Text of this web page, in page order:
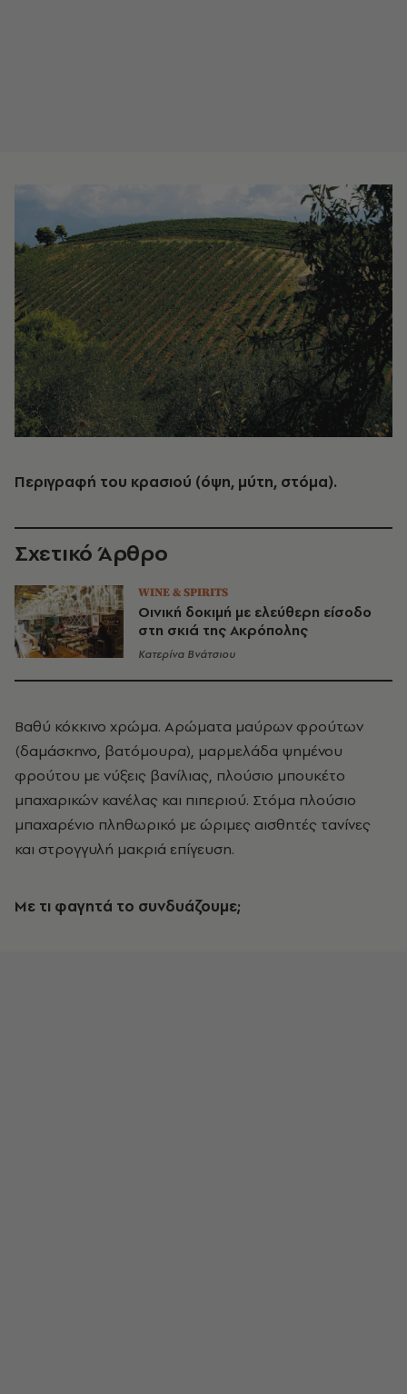
Περιγραφή του κρασιού (όψη, μύτη, στόμα).
Σχετικό Άρθρο
WINE & SPIRITS
Οινική δοκιμή με ελεύθερη είσοδο
στη σκιά της Ακρόπολης
Κατερίνα Βνάτσιου
Βαθύ κόκκινο χρώμα. Αρώματα μαύρων φρούτων
(δαμάσκηνο, βατόμουρα), μαρμελάδα ψημένου
φρούτου με νύξεις βανίλιας, πλούσιο μπουκέτο
μπαχαρικών κανέλας και πιπεριού. Στόμα πλούσιο
μπαχαρένιο πληθωρικό με ώριμες αισθητές τανίνες
και στρογγυλή μακριά επίγευση.
Με τι φαγητά το συνδυάζουμε;